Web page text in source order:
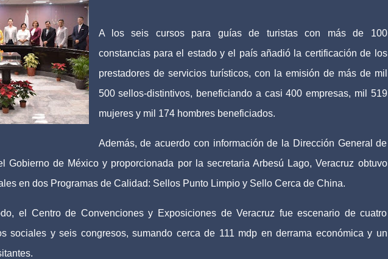
A los seis cursos para guías de turistas con más de 100
constancias para el estado y el país añadió la certificación de los
prestadores de servicios turísticos, con la emisión de más de mil
500 sellos-distintivos, beneficiando a casi 400 empresas, mil 519
mujeres y mil 174 hombres beneficiados.
Además, de acuerdo con información de la Dirección General de
Gobierno de México y proporcionada por la secretaria Arbesú Lago, Veracruz obtuvo
en dos Programas de Calidad: Sellos Punto Limpio y Sello Cerca de China.
el Centro de Convenciones y Exposiciones de Veracruz fue escenario de cuatro
sociales y seis congresos, sumando cerca de 111 mdp en derrama económica y un